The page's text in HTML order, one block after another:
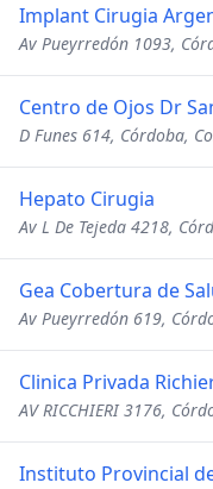
Implant Cirugia
Av Pueyrredón 1093,
Centro de Ojos Dr
D Funes 614, Córdoba,
Hepato Cirugia
Av L De Tejeda 4218,
Gea Cobertura de
Av Pueyrredón 619,
Clinica Privada
AV RICCHIERI 3176,
Instituto Provincial